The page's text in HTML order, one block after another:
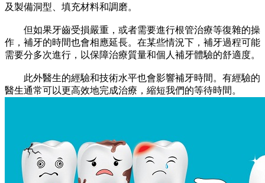
及製備洞型、填充材料和調磨。
但如果牙齒受損嚴重，或者需要進行根管治療等復雜的操
作，補牙的時間也會相應延長。在某些情況下，補牙過程可能
需要分多次進行，以保障治療質量和個人補牙體驗的舒適度。
此外醫生的經驗和技術水平也會影響補牙時間。有經驗的
醫生通常可以更高效地完成治療，縮短我們的等待時間。